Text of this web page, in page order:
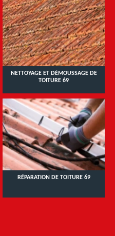
NETTOYAGE ET DÉMOUSSAGE DE
TOITURE 69
RÉPARATION DE TOITURE 69